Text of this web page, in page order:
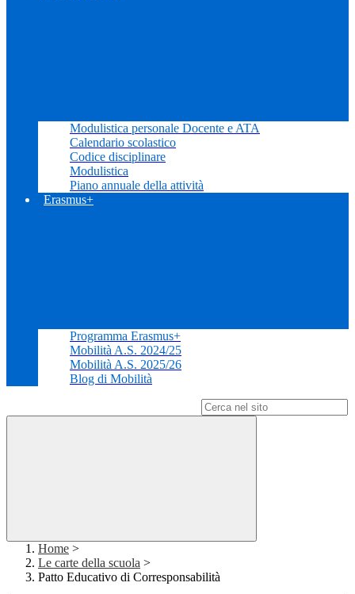
Modulistica personale Docente e ATA
Calendario scolastico
Codice disciplinare
Modulistica
Piano annuale della attività
Erasmus+
Programma Erasmus+
Mobilità A.S. 2024/25
Mobilità A.S. 2025/26
Blog di Mobilità
Home >
Le carte della scuola >
Patto Educativo di Corresponsabilità